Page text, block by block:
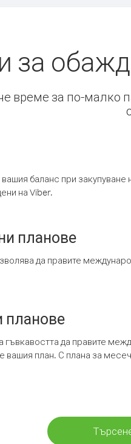
за
време за по-малко
баланс при
на Viber.
планове
да правите
планове
гъвкавостта да правите
вашия план. С плана за